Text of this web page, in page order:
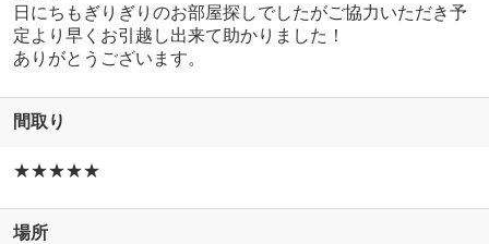
日にちもぎりぎりのお部屋探しでしたがご協力いただき予
定より早くお引越し出来て助かりました！
ありがとうございます。
間取り
★★★★★
場所